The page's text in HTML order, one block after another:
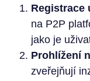
Registrace
na P2P
jako je
Prohlížení
zveřejňují